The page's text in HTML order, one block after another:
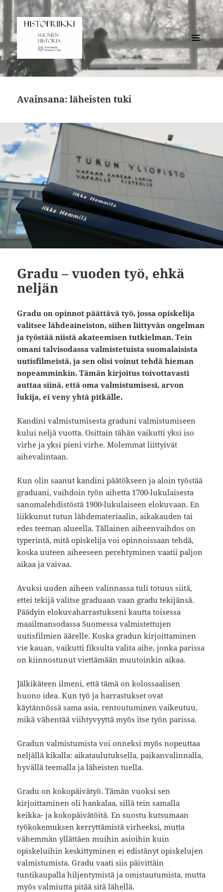
Histofriikki
VALIKKO
JA
VIMPAIMET
Avainsana:läheisten tuki
Gradu – vuoden työ, ehkä
neljän
Gradu on opinnot päättävä työ, jossa opiskelija
valitsee lähdeaineiston, siihen liittyvän ongelman
ja työstää niistä akateemisen tutkielman. Tein
omani talvisodassa valmistetuista suomalaisista
uutisfilmeistä, ja sen olisi voinut tehdä hieman
nopeamminkin. Tämän kirjoitus toivottavasti
auttaa siinä, että oma valmistumisesi, arvon
lukija, ei veny yhtä pitkälle.
Kandini valmistumisesta graduni valmistumiseen
kului neljä vuotta. Osittain tähän vaikutti yksi iso
virhe ja yksi pieni virhe. Molemmat liittyivät
aihevalintaan.
Kun olin saanut kandini päätökseen ja aloin työstää
graduani, vaihdoin työn aihetta 1700-lukulaisesta
sanomalehdistöstä 1900-lukulaiseen elokuvaan. En
liikkunut tutun lähdemateriaalin, aikakauden tai
edes teeman alueella. Tällainen aiheenvaihdos on
typerintä, mitä opiskelija voi opinnoissaan tehdä,
koska uuteen aiheeseen perehtyminen vaatii paljon
aikaa ja vaivaa.
Avuksi uuden aiheen valinnassa tuli totuus siitä,
ettei tekijä valitse graduaan vaan gradu tekijänsä.
Päädyin elokuvaharrastukseni kautta toisessa
maailmansodassa Suomessa valmistettujen
uutisfilmien äärelle. Koska gradun kirjoittaminen
vie kauan, vaikutti fiksulta valita aihe, jonka parissa
on kiinnostunut viettämään muutoinkin aikaa.
Jälkikäteen ilmeni, että tämä on kolossaalisen
huono idea. Kun työ ja harrastukset ovat
käytännössä sama asia, rentoutuminen vaikeutuu,
mikä vähentää viihtyvyyttä myös itse työn parissa.
Gradun valmistumista voi onneksi myös nopeuttaa
neljällä kikalla: aikataulutuksella, paikanvalinnalla,
hyvällä teemalla ja läheisten tuella.
Gradu on kokopäivätyö. Tämän vuoksi sen
kirjoittaminen oli hankalaa, sillä tein samalla
keikka- ja kokopäivätöitä. En suostu kutsumaan
työkokemuksen kerryttämistä virheeksi, mutta
vähemmän yllättäen muihin asioihin kuin
opiskeluihin keskittyminen ei edistänyt opiskelujen
valmistumista. Gradu vaati siis päivittäin
tuntikaupalla hiljentymistä ja omistautumista, mutta
myös valmiutta pitää sitä lähellä.